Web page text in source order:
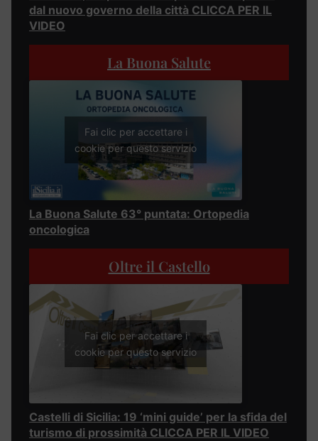
dal nuovo governo della città CLICCA PER IL
VIDEO
La Buona Salute
Fai clic per accettare i
cookie per questo servizio
La Buona Salute 63° puntata: Ortopedia
oncologica
Oltre il Castello
Fai clic per accettare i
cookie per questo servizio
Castelli di Sicilia: 19 ‘mini guide’ per la sfida del
turismo di prossimità CLICCA PER IL VIDEO